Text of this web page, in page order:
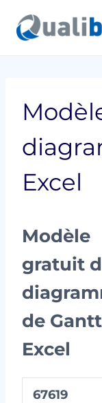
contenu
Excel
Modèle
gratuit
de Gantt
Excel
67619